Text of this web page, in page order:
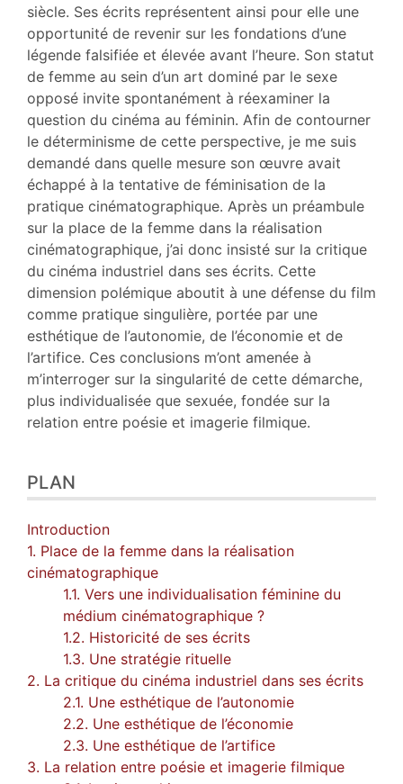
siècle. Ses écrits représentent ainsi pour elle une
opportunité de revenir sur les fondations d’une
légende falsifiée et élevée avant l’heure. Son statut
de femme au sein d’un art dominé par le sexe
opposé invite spontanément à réexaminer la
question du cinéma au féminin. Afin de contourner
le déterminisme de cette perspective, je me suis
demandé dans quelle mesure son œuvre avait
échappé à la tentative de féminisation de la
pratique cinématographique. Après un préambule
sur la place de la femme dans la réalisation
cinématographique, j’ai donc insisté sur la critique
du cinéma industriel dans ses écrits. Cette
dimension polémique aboutit à une défense du film
comme pratique singulière, portée par une
esthétique de l’autonomie, de l’économie et de
l’artifice. Ces conclusions m’ont amenée à
m’interroger sur la singularité de cette démarche,
plus individualisée que sexuée, fondée sur la
relation entre poésie et imagerie filmique.
PLAN
Introduction
1. Place de la femme dans la réalisation
cinématographique
1.1. Vers une individualisation féminine du
médium cinématographique ?
1.2. Historicité de ses écrits
1.3. Une stratégie rituelle
2. La critique du cinéma industriel dans ses écrits
2.1. Une esthétique de l’autonomie
2.2. Une esthétique de l’économie
2.3. Une esthétique de l’artifice
3. La relation entre poésie et imagerie filmique